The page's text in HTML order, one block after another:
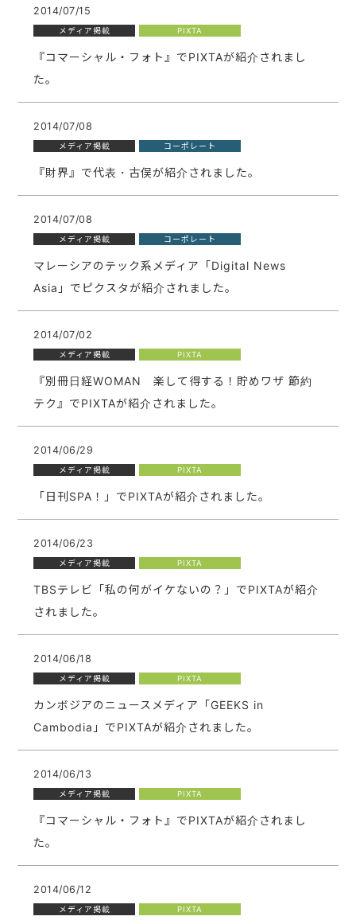
2014/07/15
メディア掲載 PIXTA
『コマーシャル・フォト』でPIXTAが紹介されまし
た。
2014/07/08
メディア掲載 コーポレート
『財界』で代表・古俣が紹介されました。
2014/07/08
メディア掲載 コーポレート
マレーシアのテック系メディア「Digital News
Asia」でピクスタが紹介されました。
2014/07/02
メディア掲載 PIXTA
『別冊日経WOMAN 楽して得する！貯めワザ 節約
テク』でPIXTAが紹介されました。
2014/06/29
メディア掲載 PIXTA
「日刊SPA！」でPIXTAが紹介されました。
2014/06/23
メディア掲載 PIXTA
TBSテレビ「私の何がイケないの？」でPIXTAが紹介
されました。
2014/06/18
メディア掲載 PIXTA
カンボジアのニュースメディア「GEEKS in
Cambodia」でPIXTAが紹介されました。
2014/06/13
メディア掲載 PIXTA
『コマーシャル・フォト』でPIXTAが紹介されまし
た。
2014/06/12
メディア掲載 PIXTA